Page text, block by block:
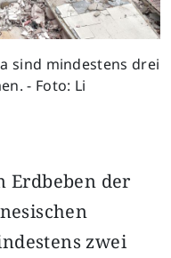
sind mindestens drei
- Foto: Li
Erdbeben der
zwei